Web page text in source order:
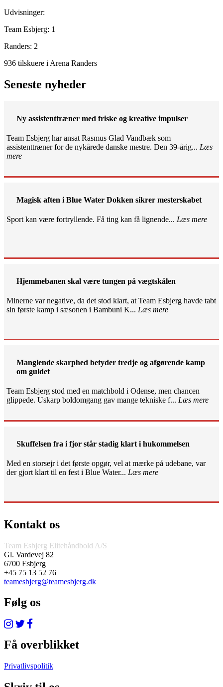
Udvisninger:
Team Esbjerg: 1
Randers: 2
936 tilskuere i Arena Randers
Seneste nyheder
Ny assistenttræner med friske og kreative impulser
Team Esbjerg har ansat Rasmus Glad Vandbæk som
assistenttræner for de nykårede danske mestre. Den 39-årig... Læs
mere
Magisk aften i Blue Water Dokken sikrer mesterskabet
Sport kan være fortryllende. Få ting kan få lignende... Læs mere
Hjemmebanen skal være tungen på vægtskålen
Minerne var negative, da det stod klart, at Team Esbjerg havde tabt
sin første kamp i sæsonen i Bambuni K... Læs mere
Manglende skarphed betyder tredje og afgørende kamp
om guldet
Team Esbjerg stod med en matchbold i Odense, men chancen
glippede. Uskarp boldomgang gav mange tekniske f... Læs mere
Skuffelsen fra i fjor står stadig klart i hukommelsen
Med en storsejr i det første opgør, vel at mærke på udebane, var
der gjort klart til en fest i Blue Water... Læs mere
Kontakt os
Team Esbjerg Elitehåndbold A/S
Gl. Vardevej 82
6700 Esbjerg
+45 75 13 52 76
teamesbjerg@teamesbjerg.dk
Følg os
Få overblikket
Privatlivspolitik